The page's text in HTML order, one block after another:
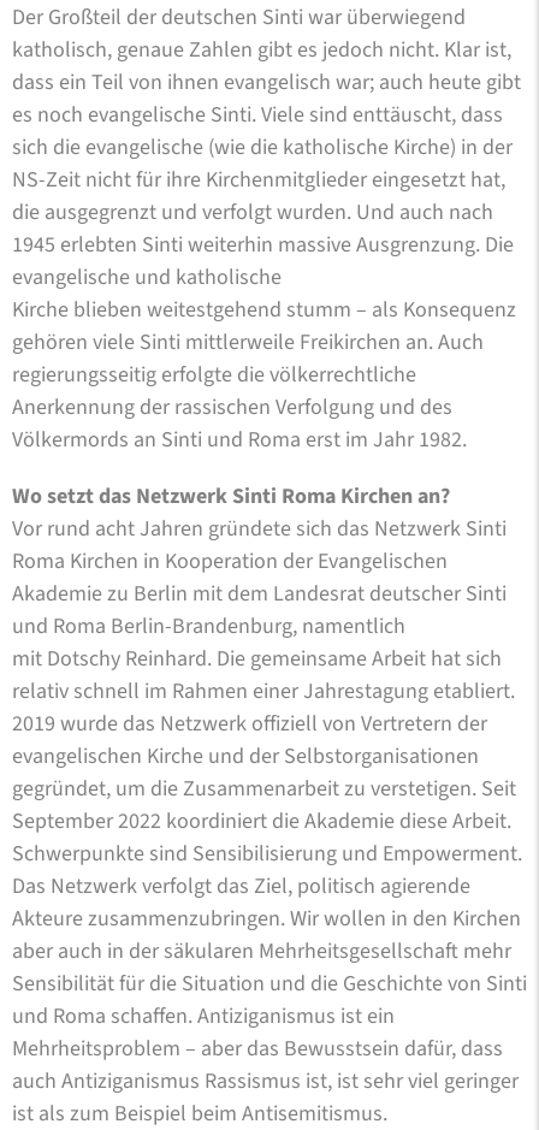
Der Großteil der deutschen Sinti war überwiegend
katholisch, genaue Zahlen gibt es jedoch nicht. Klar ist,
dass ein Teil von ihnen evangelisch war; auch heute gibt
es noch evangelische Sinti. Viele sind enttäuscht, dass
sich die evangelische (wie die katholische Kirche) in der
NS-Zeit nicht für ihre Kirchenmitglieder eingesetzt hat,
die ausgegrenzt und verfolgt wurden. Und auch nach
1945 erlebten Sinti weiterhin massive Ausgrenzung. Die
evangelische und katholische
Kirche blieben weitestgehend stumm – als Konsequenz
gehören viele Sinti mittlerweile Freikirchen an. Auch
regierungsseitig erfolgte die völkerrechtliche
Anerkennung der rassischen Verfolgung und des
Völkermords an Sinti und Roma erst im Jahr 1982.
Wo setzt das Netzwerk Sinti Roma Kirchen an?
Vor rund acht Jahren gründete sich das Netzwerk Sinti
Roma Kirchen in Kooperation der Evangelischen
Akademie zu Berlin mit dem Landesrat deutscher Sinti
und Roma Berlin-Brandenburg, namentlich
mit Dotschy Reinhard. Die gemeinsame Arbeit hat sich
relativ schnell im Rahmen einer Jahrestagung etabliert.
2019 wurde das Netzwerk offiziell von Vertretern der
evangelischen Kirche und der Selbstorganisationen
gegründet, um die Zusammenarbeit zu verstetigen. Seit
September 2022 koordiniert die Akademie diese Arbeit.
Schwerpunkte sind Sensibilisierung und Empowerment.
Das Netzwerk verfolgt das Ziel, politisch agierende
Akteure zusammenzubringen. Wir wollen in den Kirchen
aber auch in der säkularen Mehrheitsgesellschaft mehr
Sensibilität für die Situation und die Geschichte von Sinti
und Roma schaffen. Antiziganismus ist ein
Mehrheitsproblem – aber das Bewusstsein dafür, dass
auch Antiziganismus Rassismus ist, ist sehr viel geringer
ist als zum Beispiel beim Antisemitismus.